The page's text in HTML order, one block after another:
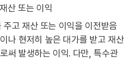
산 또는 이익
고 재산 또는 이익을 이전받음
나 현저히 높은 대가를 받고 재산
써 발생하는 이익. 다만, 특수관